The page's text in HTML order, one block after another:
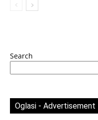
Search
Oglasi - Advertisement